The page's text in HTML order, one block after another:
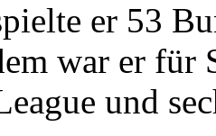
er 53
war er für
und